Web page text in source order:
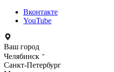
Вконтакте
YouTube
Ваш город
Челябинск
Санкт-Петербург